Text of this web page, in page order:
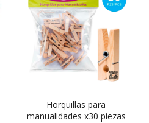
Horquillas para
manualidades x30 piezas